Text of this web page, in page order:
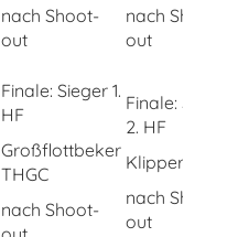
nach Shoot-
out
nach Shoot-
out
Finale: Sieger 1.
HF
Großflottbeker
THGC
nach Shoot-
Finale:
2. HF
Klipper THC
nach Shoot-
out